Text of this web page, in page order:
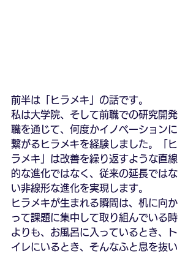
前半は「ヒラメキ」の話です。
私は大学院、そして前職での研究開発
職を通じて、何度かイノベーションに
繋がるヒラメキを経験しました。「ヒ
ラメキ」は改善を繰り返すような直線
的な進化ではなく、従来の延長ではな
い非線形な進化を実現します。
ヒラメキが生まれる瞬間は、机に向か
って課題に集中して取り組んでいる時
よりも、お風呂に入っているとき、ト
イレにいるとき、そんなふと息を抜い